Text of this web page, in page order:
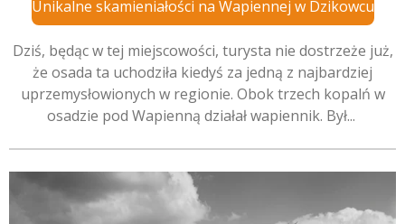
Unikalne skamieniałości na Wapiennej w Dzikowcu
Dziś, będąc w tej miejscowości, turysta nie dostrzeże już,
że osada ta uchodziła kiedyś za jedną z najbardziej
uprzemysłowionych w regionie. Obok trzech kopalń w
osadzie pod Wapienną działał wapiennik. Był...